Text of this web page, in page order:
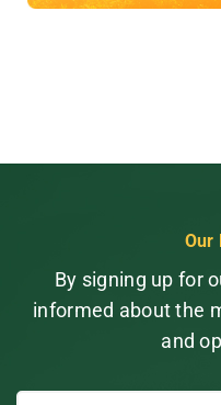
Our
By signing up for
informed about the
and